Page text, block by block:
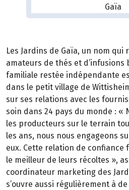
Les Jardins de Gaïa, un nom qui
amateurs de thés et d’infusions
familiale restée indépendante
dans le petit village de
sur ses relations avec les
soin dans 24 pays du monde : «
les producteurs sur le terrain
les ans, nous nous engageons
eux. Cette relation de confiance
le meilleur de leurs récoltes »,
coordinateur marketing des
s’ouvre aussi régulièrement à